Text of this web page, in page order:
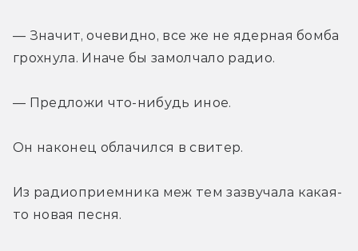
— Значит, очевидно, все же не ядерная бомба
грохнула. Иначе бы замолчало радио.
— Предложи что-нибудь иное.
Он наконец облачился в свитер.
Из радиоприемника меж тем зазвучала какая-
то новая песня.